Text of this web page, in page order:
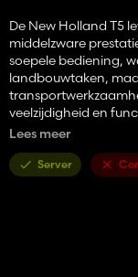
De New Holland T5
middelzware
soepele bediening,
landbouwtaken,
veelzijdigheid en
Motorconfiguraties
Lees meer
Server